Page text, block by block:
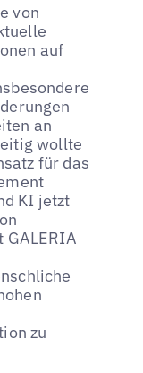
von
auf
an
wollte
für das
KI jetzt
zu